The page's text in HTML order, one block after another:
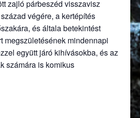
zajló párbeszéd visszavisz
végére, a kertépítés
és általa betekintést
megszületésének mindennapi
együtt járó kihívásokba, és az
számára is komikus